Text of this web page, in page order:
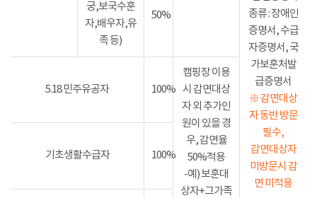
종류 : 장애인
증명서, 수급
자증명서, 국
가보훈처발
급증명서
※ 감면대상
자 동반 방문
필수,
감면대상자
미방문시 감
면 미적용
궁,보국수훈
자,배우자,유
족 등)
50%
5.18 민주유공자 100%
캠핑장 이용
시 감면대상
자 외 추가인
원이 있을 경
우, 감면율
50%적용
-예) 보훈대
상자+그가족
기초생활수급자 100%